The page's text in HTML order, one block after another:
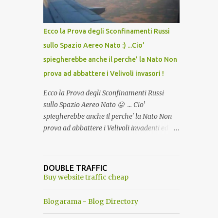
del Capo, era "spettacolare Ghiacciato, ma
andava bene anche, a Temperatura
Ambiente"! Riproponiamo l'articolo per NON
Ecco la Prova degli Sconfinamenti Russi
sullo Spazio Aereo Nato :) ...Cio'
spiegherebbe anche il perche' la Nato Non
prova ad abbattere i Velivoli invasori !
Ecco la Prova degli Sconfinamenti Russi
sullo Spazio Aereo Nato 😛 ... Cio'
spiegherebbe anche il perche' la Nato Non
prova ad abbattere i Velivoli invadenti ed
alcuna notizia di un'invasione dello spazio
aereo NATO da parte di un robot chiamato
ancora una fantasia Nato o forse una "False
DOUBLE TRAFFIC
Buy website traffic cheap
Blogarama - Blog Directory